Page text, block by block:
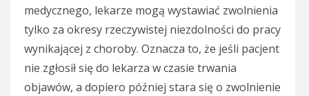
medycznego, lekarze mogą wystawiać zwolnienia
tylko za okresy rzeczywistej niezdolności do pracy
wynikającej z choroby. Oznacza to, że jeśli pacjent
nie zgłosił się do lekarza w czasie trwania
objawów, a dopiero później stara się o zwolnienie